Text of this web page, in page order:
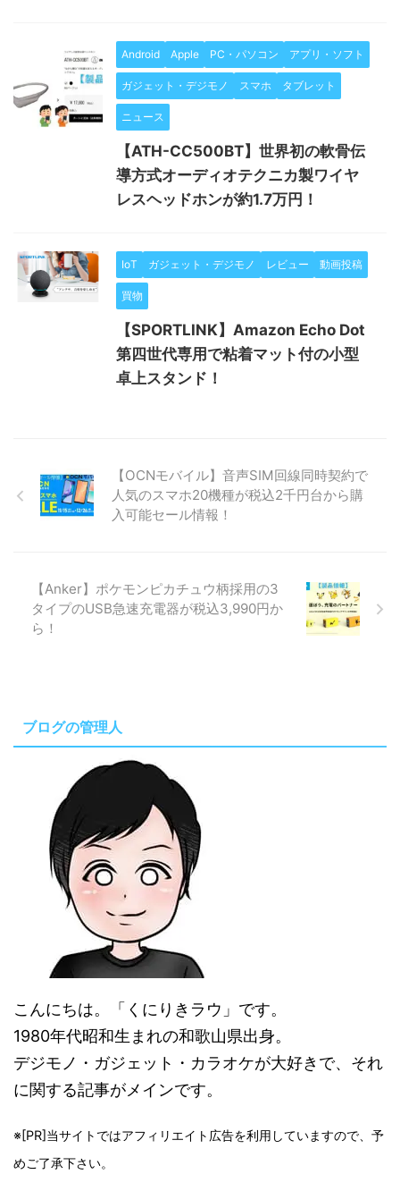
Android Apple PC・パソコン アプリ・ソフト
ガジェット・デジモノ スマホ タブレット
ニュース
【ATH-CC500BT】世界初の軟骨伝
導方式オーディオテクニカ製ワイヤ
レスヘッドホンが約1.7万円！
IoT ガジェット・デジモノ レビュー 動画投稿
買物
【SPORTLINK】Amazon Echo Dot
第四世代専用で粘着マット付の小型
卓上スタンド！
【OCNモバイル】音声SIM回線同時契約で
人気のスマホ20機種が税込2千円台から購
入可能セール情報！
【Anker】ポケモンピカチュウ柄採用の3
タイプのUSB急速充電器が税込3,990円か
ら！
ブログの管理人
こんにちは。「くにりきラウ」です。
1980年代昭和生まれの和歌山県出身。
デジモノ・ガジェット・カラオケが大好きで、それ
に関する記事がメインです。
※[PR]当サイトではアフィリエイト広告を利用していますので、予
めご了承下さい。